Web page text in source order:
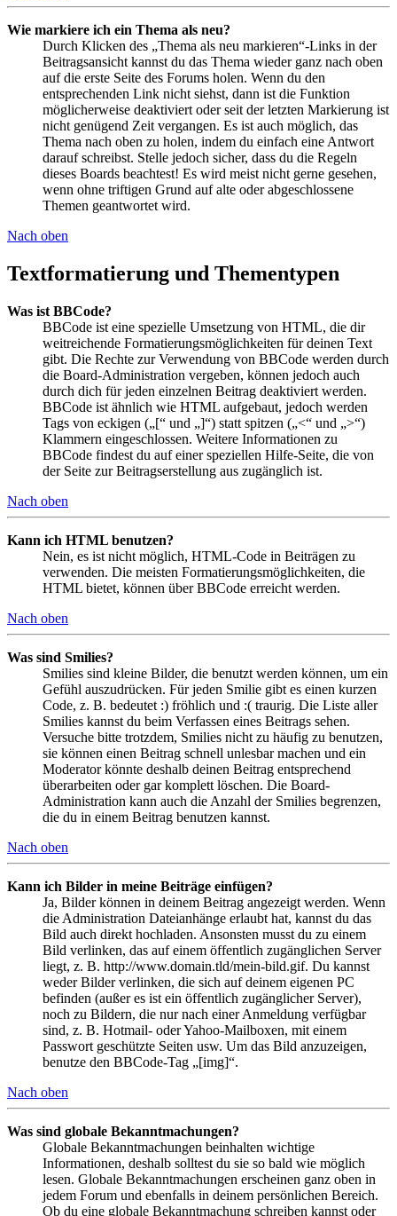
Wie markiere ich ein Thema als neu?
Durch Klicken des „Thema als neu markieren“-Links in der
Beitragsansicht kannst du das Thema wieder ganz nach oben
auf die erste Seite des Forums holen. Wenn du den
entsprechenden Link nicht siehst, dann ist die Funktion
möglicherweise deaktiviert oder seit der letzten Markierung ist
nicht genügend Zeit vergangen. Es ist auch möglich, das
Thema nach oben zu holen, indem du einfach eine Antwort
darauf schreibst. Stelle jedoch sicher, dass du die Regeln
dieses Boards beachtest! Es wird meist nicht gerne gesehen,
wenn ohne triftigen Grund auf alte oder abgeschlossene
Themen geantwortet wird.
Nach oben
Textformatierung und Thementypen
Was ist BBCode?
BBCode ist eine spezielle Umsetzung von HTML, die dir
weitreichende Formatierungsmöglichkeiten für deinen Text
gibt. Die Rechte zur Verwendung von BBCode werden durch
die Board-Administration vergeben, können jedoch auch
durch dich für jeden einzelnen Beitrag deaktiviert werden.
BBCode ist ähnlich wie HTML aufgebaut, jedoch werden
Tags von eckigen („[“ und „]“) statt spitzen („<“ und „>“)
Klammern eingeschlossen. Weitere Informationen zu
BBCode findest du auf einer speziellen Hilfe-Seite, die von
der Seite zur Beitragserstellung aus zugänglich ist.
Nach oben
Kann ich HTML benutzen?
Nein, es ist nicht möglich, HTML-Code in Beiträgen zu
verwenden. Die meisten Formatierungsmöglichkeiten, die
HTML bietet, können über BBCode erreicht werden.
Nach oben
Was sind Smilies?
Smilies sind kleine Bilder, die benutzt werden können, um ein
Gefühl auszudrücken. Für jeden Smilie gibt es einen kurzen
Code, z. B. bedeutet :) fröhlich und :( traurig. Die Liste aller
Smilies kannst du beim Verfassen eines Beitrags sehen.
Versuche bitte trotzdem, Smilies nicht zu häufig zu benutzen,
sie können einen Beitrag schnell unlesbar machen und ein
Moderator könnte deshalb deinen Beitrag entsprechend
überarbeiten oder gar komplett löschen. Die Board-
Administration kann auch die Anzahl der Smilies begrenzen,
die du in einem Beitrag benutzen kannst.
Nach oben
Kann ich Bilder in meine Beiträge einfügen?
Ja, Bilder können in deinem Beitrag angezeigt werden. Wenn
die Administration Dateianhänge erlaubt hat, kannst du das
Bild auch direkt hochladen. Ansonsten musst du zu einem
Bild verlinken, das auf einem öffentlich zugänglichen Server
liegt, z. B. http://www.domain.tld/mein-bild.gif. Du kannst
weder Bilder verlinken, die sich auf deinem eigenen PC
befinden (außer es ist ein öffentlich zugänglicher Server),
noch zu Bildern, die nur nach einer Anmeldung verfügbar
sind, z. B. Hotmail- oder Yahoo-Mailboxen, mit einem
Passwort geschützte Seiten usw. Um das Bild anzuzeigen,
benutze den BBCode-Tag „[img]“.
Nach oben
Was sind globale Bekanntmachungen?
Globale Bekanntmachungen beinhalten wichtige
Informationen, deshalb solltest du sie so bald wie möglich
lesen. Globale Bekanntmachungen erscheinen ganz oben in
jedem Forum und ebenfalls in deinem persönlichen Bereich.
Ob du eine globale Bekanntmachung schreiben kannst oder